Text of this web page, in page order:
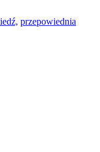
przepowiednia